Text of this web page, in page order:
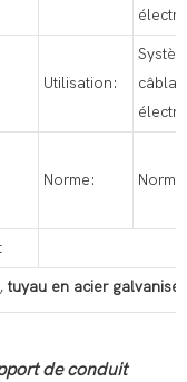
Utilisation:
Norme: Norme
, tuyau en acier galvanisé
de conduit